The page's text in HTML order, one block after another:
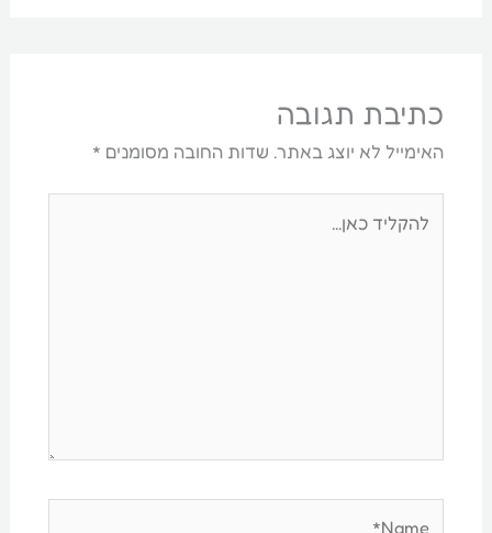
כתיבת תגובה
האימייל לא יוצג באתר. שדות החובה מסומנים *
כאן...